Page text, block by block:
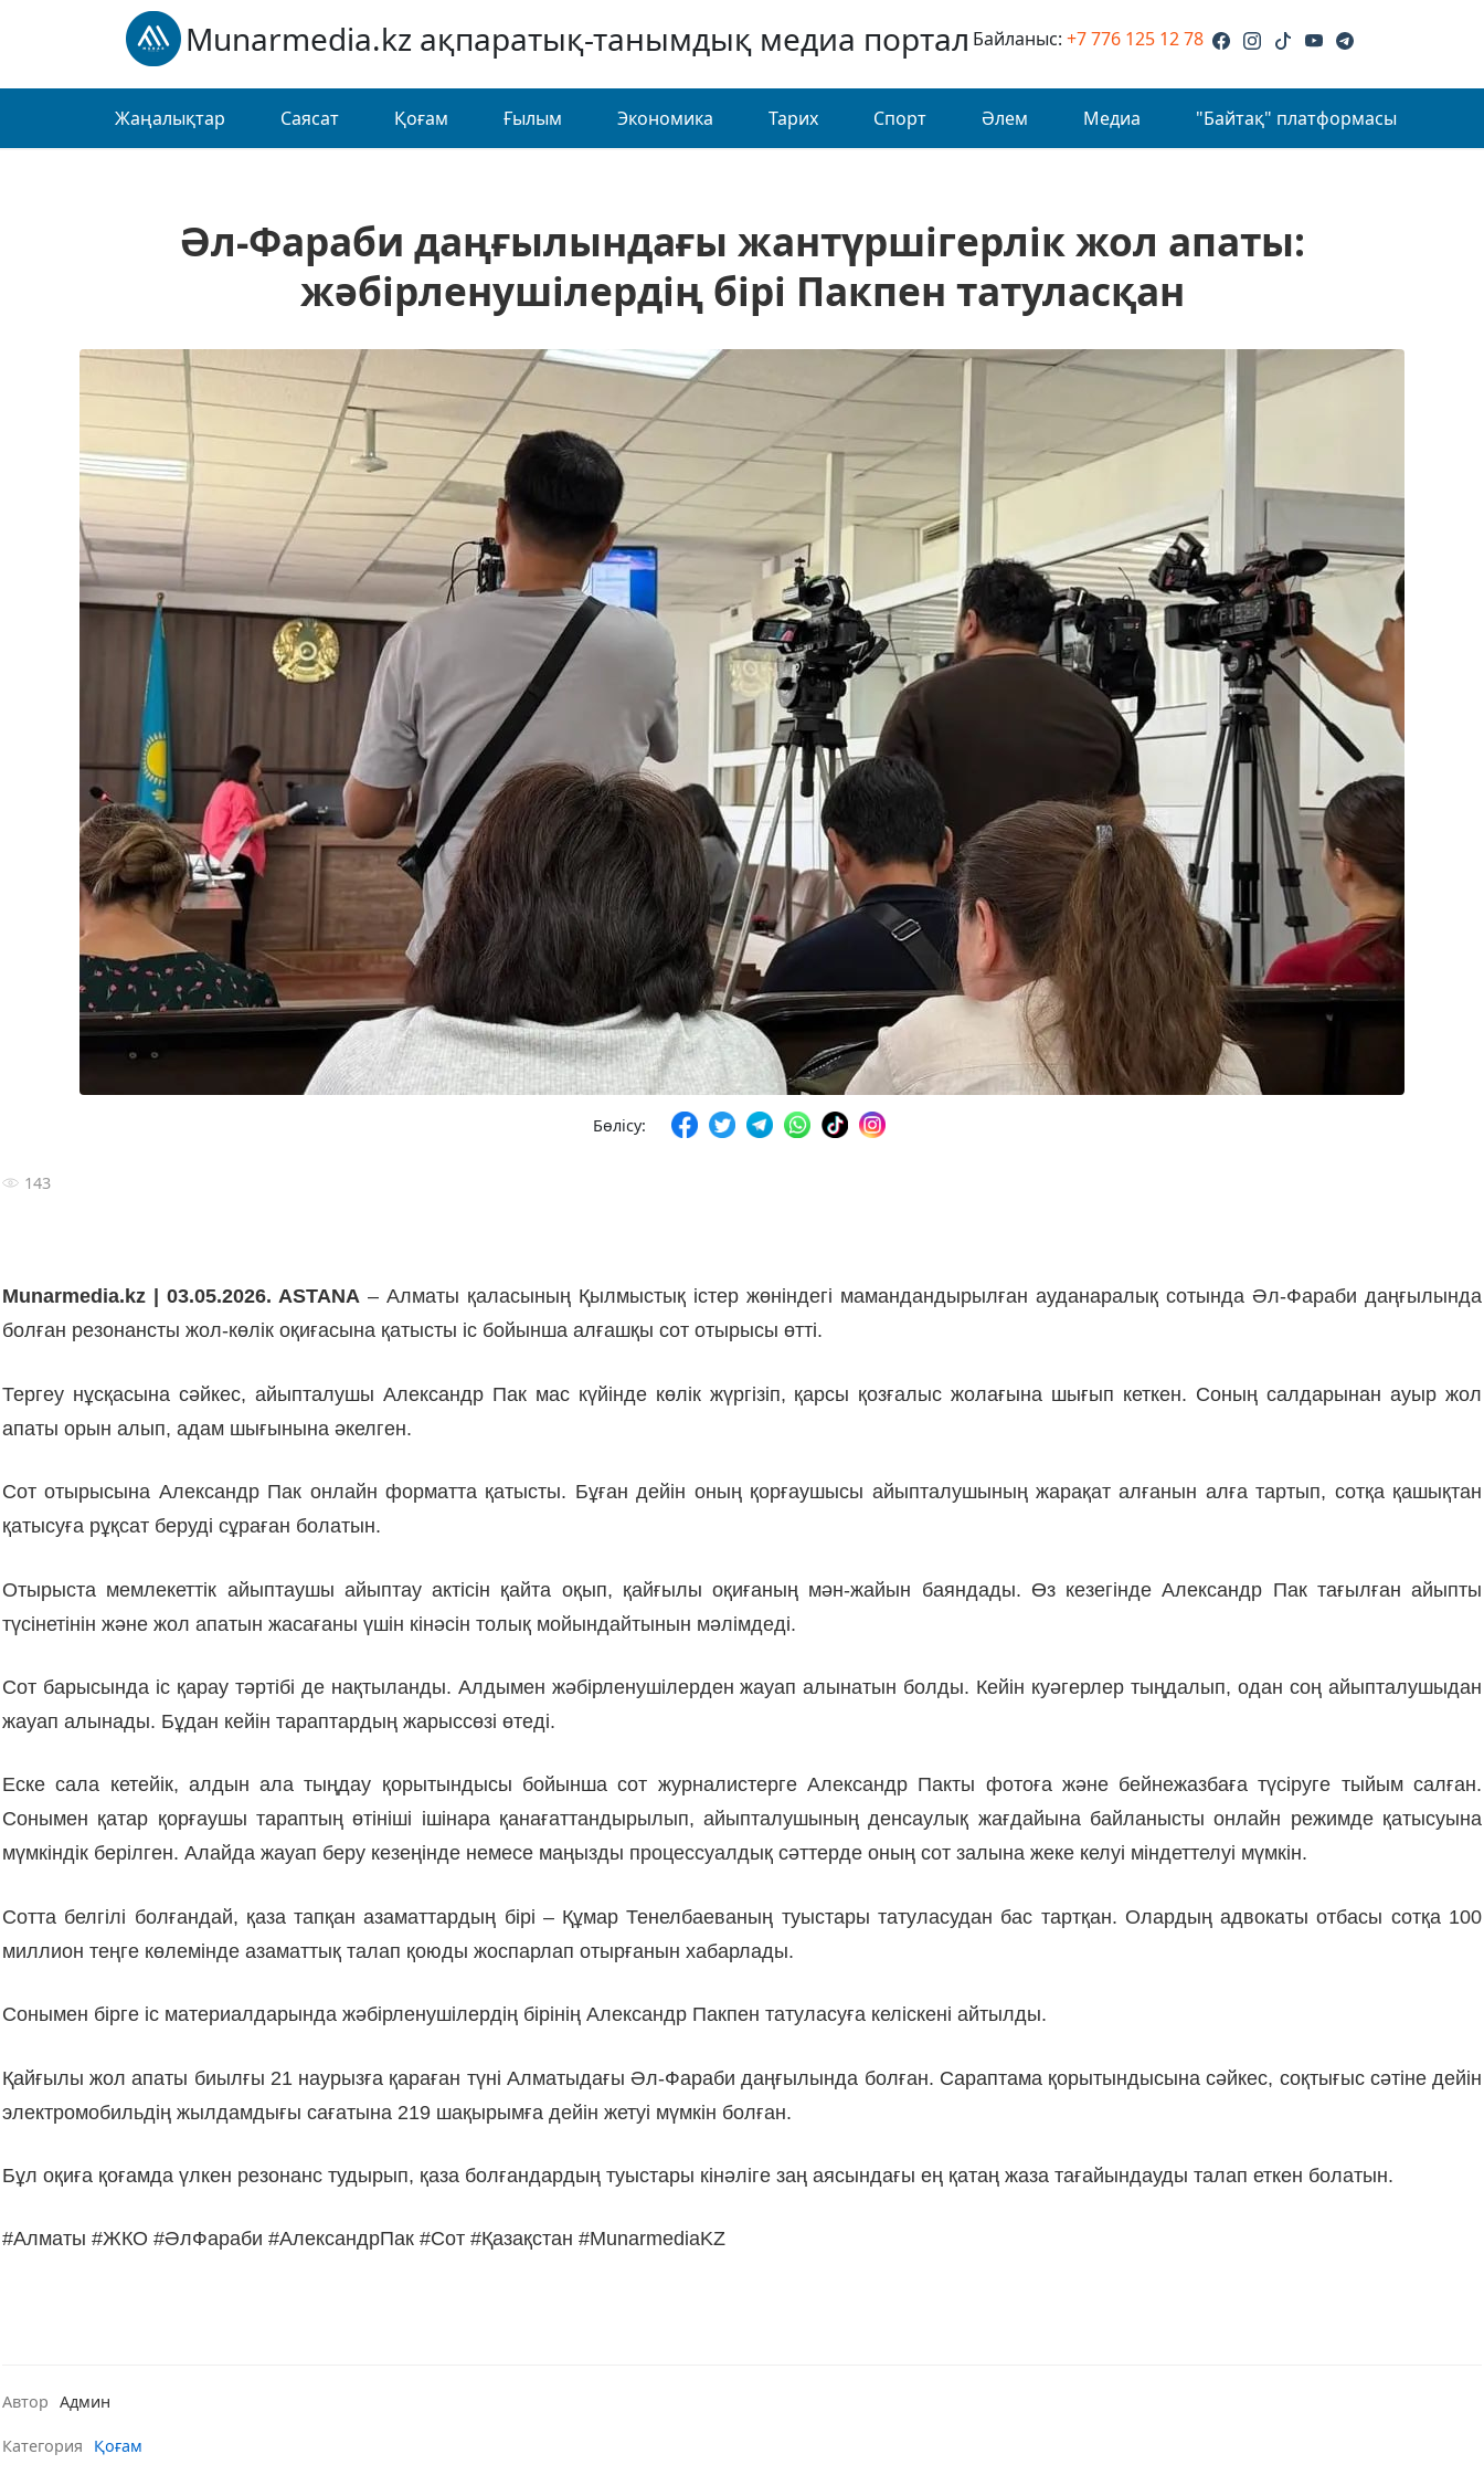
Munarmedia.kz ақпаратық-танымдық медиа портал Байланыс:+7 776 125 12 78
Жаңалықтар Саясат Қоғам Ғылым Экономика Тарих Спорт Әлем Медиа "Байтақ" платформасы
Әл-Фараби даңғылындағы жантүршігерлік жол апаты:
жәбірленушілердің бірі Пакпен татуласқан
Бөлісу:
143
Munarmedia.kz | 03.05.2026. ASTANA – Алматы қаласының Қылмыстық істер жөніндегі мамандандырылған ауданаралық сотында Әл-Фараби даңғылында
болған резонансты жол-көлік оқиғасына қатысты іс бойынша алғашқы сот отырысы өтті.
Тергеу нұсқасына сәйкес, айыпталушы Александр Пак мас күйінде көлік жүргізіп, қарсы қозғалыс жолағына шығып кеткен. Соның салдарынан ауыр жол
апаты орын алып, адам шығынына әкелген.
Сот отырысына Александр Пак онлайн форматта қатысты. Бұған дейін оның қорғаушысы айыпталушының жарақат алғанын алға тартып, сотқа қашықтан
қатысуға рұқсат беруді сұраған болатын.
Отырыста мемлекеттік айыптаушы айыптау актісін қайта оқып, қайғылы оқиғаның мән-жайын баяндады. Өз кезегінде Александр Пак тағылған айыпты
түсінетінін және жол апатын жасағаны үшін кінәсін толық мойындайтынын мәлімдеді.
Сот барысында іс қарау тәртібі де нақтыланды. Алдымен жәбірленушілерден жауап алынатын болды. Кейін куәгерлер тыңдалып, одан соң айыпталушыдан
жауап алынады. Бұдан кейін тараптардың жарыссөзі өтеді.
Еске сала кетейік, алдын ала тыңдау қорытындысы бойынша сот журналистерге Александр Пакты фотоға және бейнежазбаға түсіруге тыйым салған.
Сонымен қатар қорғаушы тараптың өтініші ішінара қанағаттандырылып, айыпталушының денсаулық жағдайына байланысты онлайн режимде қатысуына
мүмкіндік берілген. Алайда жауап беру кезеңінде немесе маңызды процессуалдық сәттерде оның сот залына жеке келуі міндеттелуі мүмкін.
Сотта белгілі болғандай, қаза тапқан азаматтардың бірі – Құмар Тенелбаеваның туыстары татуласудан бас тартқан. Олардың адвокаты отбасы сотқа 100
миллион теңге көлемінде азаматтық талап қоюды жоспарлап отырғанын хабарлады.
Сонымен бірге іс материалдарында жәбірленушілердің бірінің Александр Пакпен татуласуға келіскені айтылды.
Қайғылы жол апаты биылғы 21 наурызға қараған түні Алматыдағы Әл-Фараби даңғылында болған. Сараптама қорытындысына сәйкес, соқтығыс сәтіне дейін
электромобильдің жылдамдығы сағатына 219 шақырымға дейін жетуі мүмкін болған.
Бұл оқиға қоғамда үлкен резонанс тудырып, қаза болғандардың туыстары кінәліге заң аясындағы ең қатаң жаза тағайындауды талап еткен болатын.
#Алматы #ЖКО #ӘлФараби #АлександрПак #Сот #Қазақстан #MunarmediaKZ
Автор Админ
Категория Қоғам